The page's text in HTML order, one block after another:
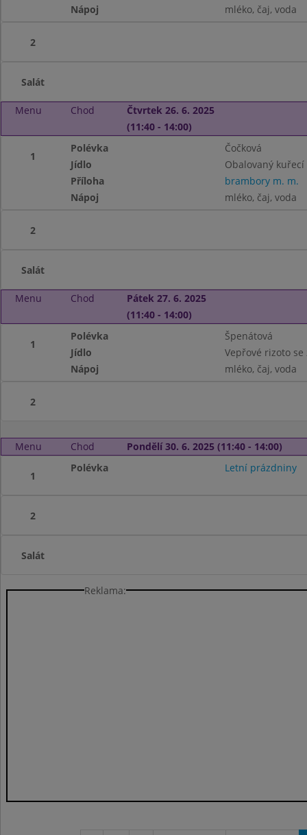
Nápoj
mléko, čaj, voda
2
Salát
Menu Chod
Čtvrtek 26. 6. 2025
(11:40 - 14:00)
1
Polévka
Čočková
Jídlo
Obalovaný
Příloha
brambory m. m.
Nápoj
mléko, čaj, voda
2
Salát
Menu Chod
Pátek 27. 6. 2025
(11:40 - 14:00)
1
Polévka
Špenátová
Jídlo
Vepřové rizoto
Nápoj
mléko, čaj, voda
2
Menu Chod Pondělí 30. 6. 2025 (11:40 - 14:00)
1
Polévka Letní prázdniny
2
Salát
Reklama: